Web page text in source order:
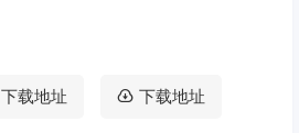
下载地址 下载地址